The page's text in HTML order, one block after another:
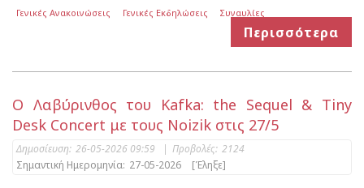
Γενικές Ανακοινώσεις Γενικές Εκδηλώσεις Συναυλίες
Περισσότερα
Ο Λαβύρινθος του Kafka: the Sequel & Tiny
Desk Concert με τους Noizik στις 27/5
Δημοσίευση: 26-05-2026 09:59 | Προβολές: 2124
Σημαντική Ημερομηνία: 27-05-2026 [Έληξε]